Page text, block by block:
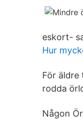
eskort-
Hur
För äldre
rodda
Någon